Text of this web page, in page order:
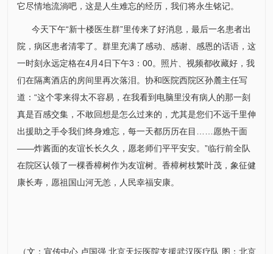
它尽情地流淌吧，这是人生难忘的经历，我们将永生铭记。
今天下午“新十楼医生群”里传来了好消息，最后一名患者出
院，病区患者清零了。群里充满了感动、感谢、感恩的话语，这
一时刻永远定格在4月4日下午3：00。照片、视频都收藏好，我
们在隔离酒店的房间里再次落泪。协和医院西院区孙麓主任写
道：“这个零来得太不容易，在我看到电脑里没有病人的那一刻
真是百感交集，不敢回想是怎么过来的，尤其是您们不远千里伸
出援助之手令我们终身难忘，每一天都历历在目……愿热干面
——炸酱面的友谊长长久久，愿老师们平平安安。”临行前全队
在院区认领了一棵香樟树作为友谊树。香樟树枝繁叶茂，象征健
康长寿，愿祖国山河无恙，人民幸福安康。
（文：宣传中心 卢国强 北京天坛医院支援武汉医疗队 图：北京